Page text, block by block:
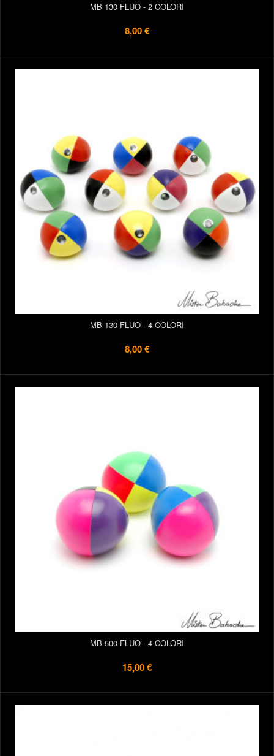
MB 130 FLUO - 2 COLORI
8,00 €
MB 130 FLUO - 4 COLORI
8,00 €
MB 500 FLUO - 4 COLORI
15,00 €